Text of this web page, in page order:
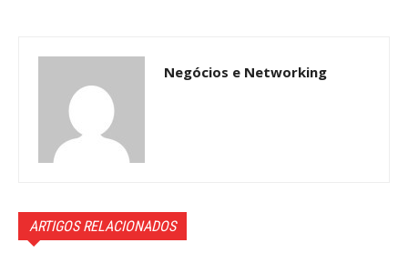
Negócios e Networking
ARTIGOS RELACIONADOS